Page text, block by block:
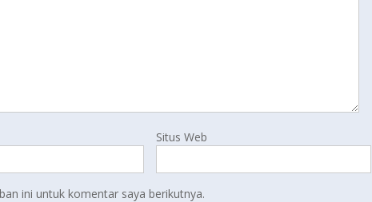
Situs Web
ini untuk komentar saya berikutnya.